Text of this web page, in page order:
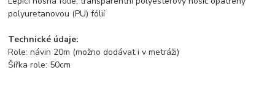
polyuretanovou (PU) fólií
Technické údaje:
Role: návin 20m (možno dodávat i v metráži)
Šířka role: 50cm